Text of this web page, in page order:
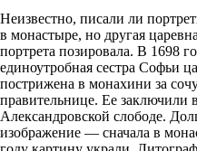
Неизвестно, писали ли
в монастыре, но другая
портрета позировала. В 1698
единоутробная сестра Софьи
пострижена в монахини за
правительнице. Ее заключили
Александровской слободе.
изображение — сначала в